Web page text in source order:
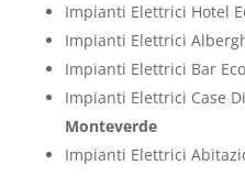
Impianti Elettrici Hotel
Impianti Elettrici
Impianti Elettrici Bar
Impianti Elettrici Case
Monteverde
Impianti Elettrici